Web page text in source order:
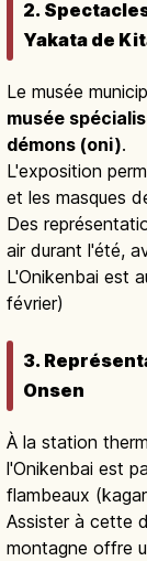
2.
Yakata de
Le musée
musée
démons (oni).
L'exposition
et les masques
Des
air durant l'été,
L'Onikenbai est
février)
3.
Onsen
À la station
l'Onikenbai est
flambeaux
Assister à cette
montagne offre